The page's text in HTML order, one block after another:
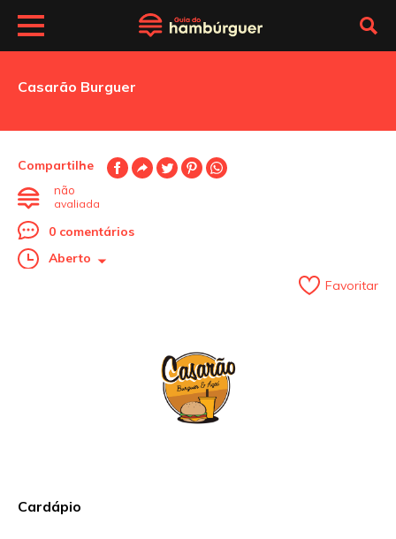
Casarão Burguer
Compartilhe
não
avaliada
0 comentários
Aberto
Favoritar
Cardápio